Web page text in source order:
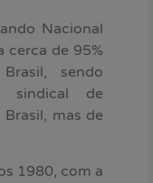
Nacional
cerca de 95%
sendo
sindical de
mas de
1980, com a